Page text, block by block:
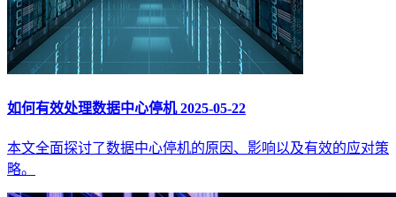
如何有效处理数据中心停机2025-05-22
本文全面探讨了数据中心停机的原因、影响以及有效的应对策
略。